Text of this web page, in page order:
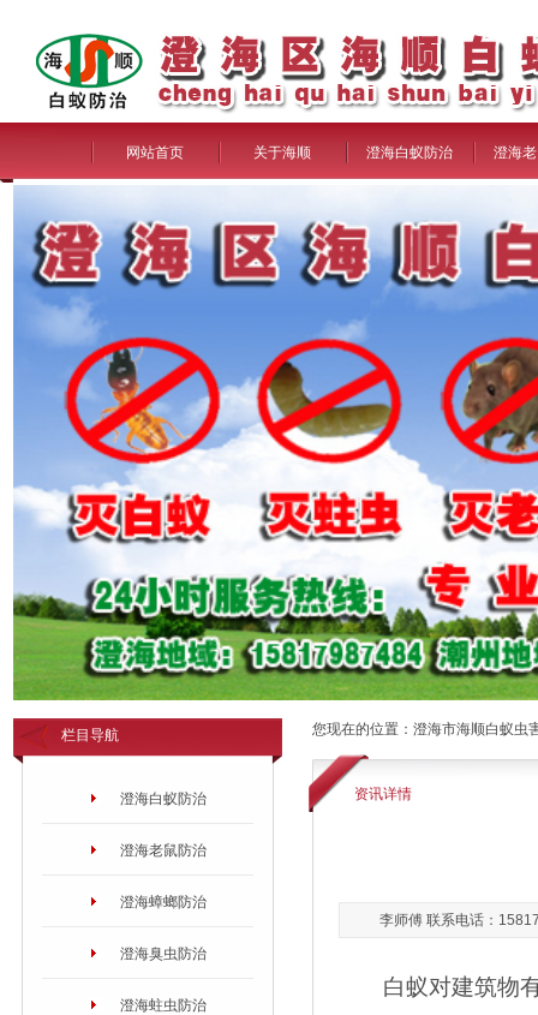
网站首页 关于海顺 澄海白蚁防治 澄海
栏目导航
澄海白蚁防治
澄海老鼠防治
澄海蟑螂防治
澄海臭虫防治
澄海蛀虫防治
您现在的位置： 澄海市海顺白蚁虫
资讯详情
李师傅 联系电话：
白蚁对建筑物